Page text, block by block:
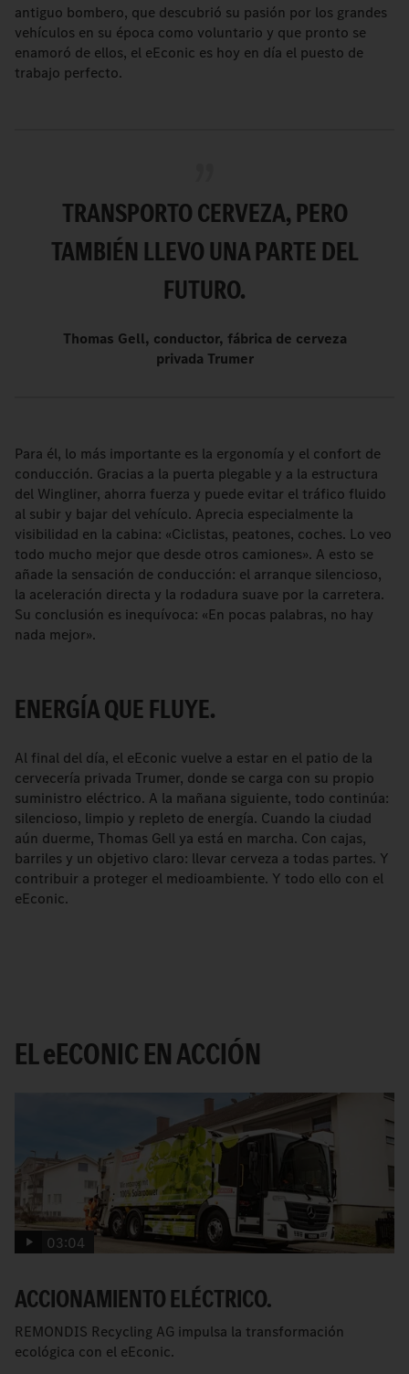
antiguo bombero, que descubrió su pasión por los grandes
vehículos en su época como voluntario y que pronto se
enamoró de ellos, el eEconic es hoy en día el puesto de
trabajo perfecto.
TRANSPORTO CERVEZA, PERO
TAMBIÉN LLEVO UNA PARTE DEL
FUTURO.
Thomas Gell, conductor, fábrica de cerveza
privada Trumer
Para él, lo más importante es la ergonomía y el confort de
conducción. Gracias a la puerta plegable y a la estructura
del Wingliner, ahorra fuerza y puede evitar el tráfico fluido
al subir y bajar del vehículo. Aprecia especialmente la
visibilidad en la cabina: «Ciclistas, peatones, coches. Lo veo
todo mucho mejor que desde otros camiones». A esto se
añade la sensación de conducción: el arranque silencioso,
la aceleración directa y la rodadura suave por la carretera.
Su conclusión es inequívoca: «En pocas palabras, no hay
nada mejor».
ENERGÍA QUE FLUYE.
Al final del día, el eEconic vuelve a estar en el patio de la
cervecería privada Trumer, donde se carga con su propio
suministro eléctrico. A la mañana siguiente, todo continúa:
silencioso, limpio y repleto de energía. Cuando la ciudad
aún duerme, Thomas Gell ya está en marcha. Con cajas,
barriles y un objetivo claro: llevar cerveza a todas partes. Y
contribuir a proteger el medioambiente. Y todo ello con el
eEconic.
ELeECONIC EN ACCIÓN
03:04
ACCIONAMIENTO ELÉCTRICO.
REMONDIS Recycling AG impulsa la transformación
ecológica con el eEconic.